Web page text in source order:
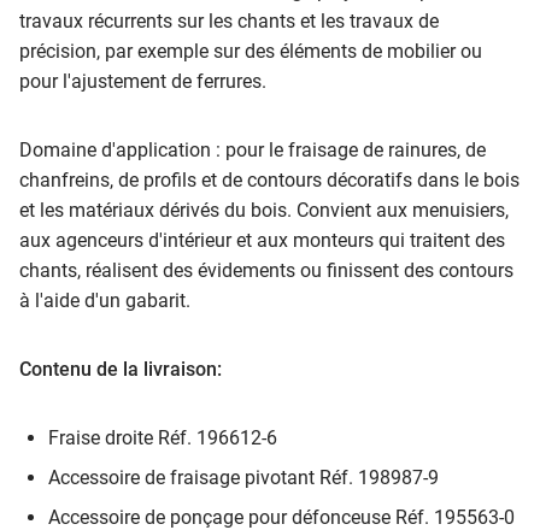
travaux récurrents sur les chants et les travaux de
précision, par exemple sur des éléments de mobilier ou
pour l'ajustement de ferrures.
Domaine d'application : pour le fraisage de rainures, de
chanfreins, de profils et de contours décoratifs dans le bois
et les matériaux dérivés du bois. Convient aux menuisiers,
aux agenceurs d'intérieur et aux monteurs qui traitent des
chants, réalisent des évidements ou finissent des contours
à l'aide d'un gabarit.
Contenu de la livraison:
Fraise droite Réf. 196612-6
Accessoire de fraisage pivotant Réf. 198987-9
Accessoire de ponçage pour défonceuse Réf. 195563-0